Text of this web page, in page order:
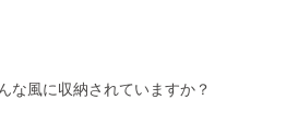
な風に収納されていますか？